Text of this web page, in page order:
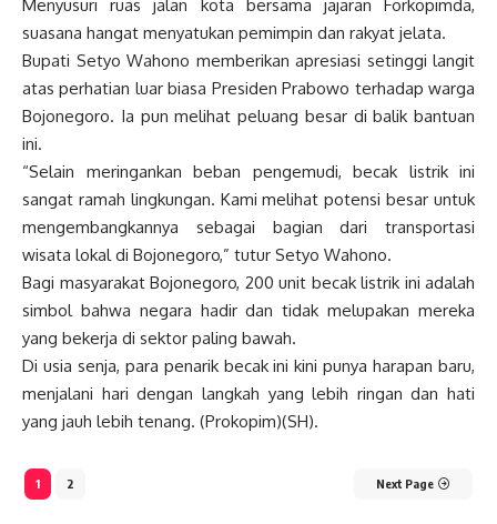
Menyusuri ruas jalan kota bersama jajaran Forkopimda,
suasana hangat menyatukan pemimpin dan rakyat jelata.
Bupati Setyo Wahono memberikan apresiasi setinggi langit
atas perhatian luar biasa Presiden Prabowo terhadap warga
Bojonegoro. Ia pun melihat peluang besar di balik bantuan
ini.
“Selain meringankan beban pengemudi, becak listrik ini
sangat ramah lingkungan. Kami melihat potensi besar untuk
mengembangkannya sebagai bagian dari transportasi
wisata lokal di Bojonegoro,” tutur Setyo Wahono.
Bagi masyarakat Bojonegoro, 200 unit becak listrik ini adalah
simbol bahwa negara hadir dan tidak melupakan mereka
yang bekerja di sektor paling bawah.
Di usia senja, para penarik becak ini kini punya harapan baru,
menjalani hari dengan langkah yang lebih ringan dan hati
yang jauh lebih tenang. (Prokopim)(SH).
1 2 Next Page